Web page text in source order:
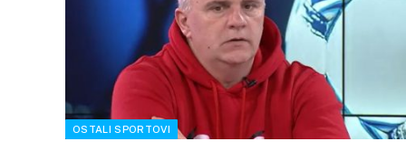
OSTALI SPORTOVI